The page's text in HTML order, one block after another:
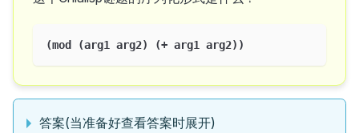
(mod (arg1 arg2) (+ arg1 arg2))
答案(当准备好查看答案时展开)